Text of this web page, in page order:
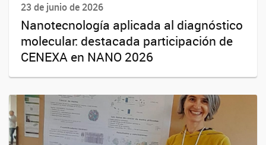
23 de junio de 2026
Nanotecnología aplicada al diagnóstico
molecular: destacada participación de
CENEXA en NANO 2026